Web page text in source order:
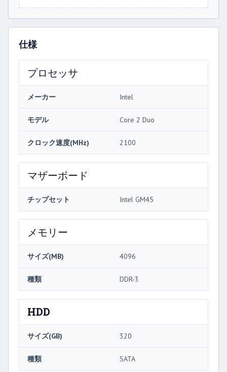
仕様
プロセッサ
メーカー Intel
モデル Core 2 Duo
クロック速度(MHz) 2100
マザーボード
チップセット Intel GM45
メモリー
サイズ(MB) 4096
種類 DDR-3
HDD
サイズ(GB) 320
種類 SATA